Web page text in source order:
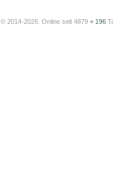
© 2014-2026. Online seit 4879 + 196